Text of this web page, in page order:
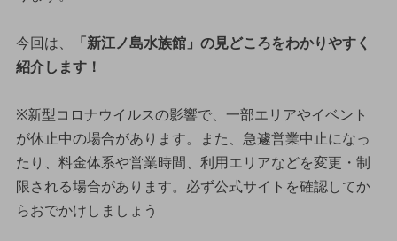
今回は、
「新江ノ島水族館」の見どころをわかりやすく
紹介します！
※新型コロナウイルスの影響で、一部エリアやイベント
が休止中の場合があります。また、急遽営業中止になっ
たり、料金体系や営業時間、利用エリアなどを変更・制
限される場合があります。必ず公式サイトを確認してか
らおでかけしましょう